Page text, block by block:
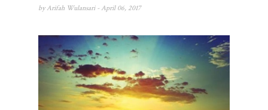
by Arifah Wulansari - April 06, 2017